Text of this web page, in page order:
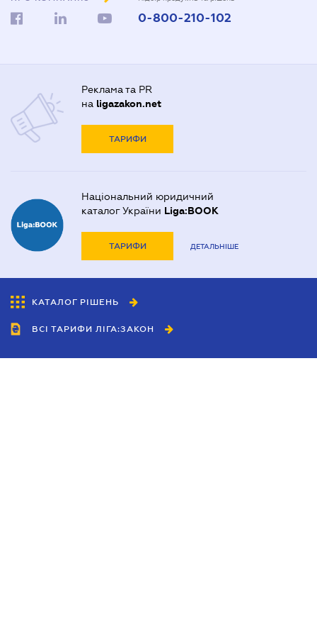
0-800-210-102
Реклама та PR
на ligazakon.net
ТАРИФИ
Національний юридичний
каталог України Liga:BOOK
ТАРИФИ ДЕТАЛЬНІШЕ
КАТАЛОГ РІШЕНЬ
ВСІ ТАРИФИ ЛІГА:ЗАКОН